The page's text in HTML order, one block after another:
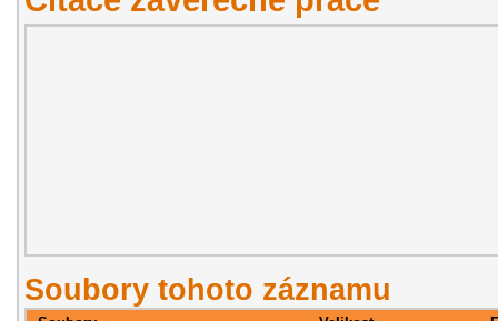
Soubory tohoto záznamu